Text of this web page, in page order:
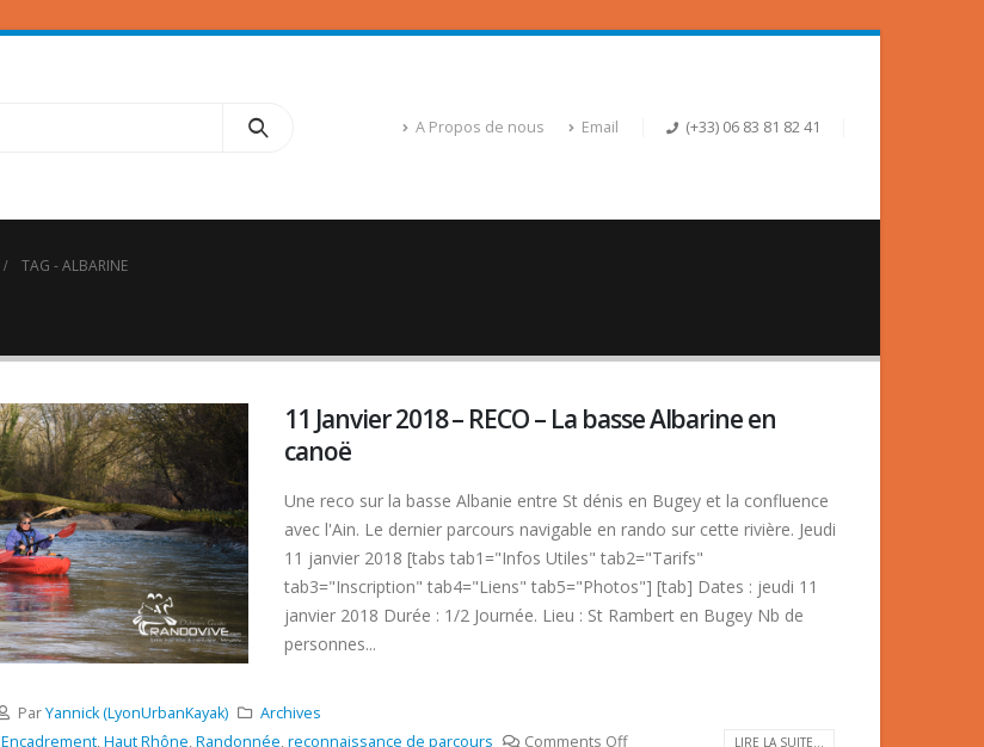
A Propos de nous Email (+33) 06 83 81 82 41
TAG -ALBARINE
11 Janvier 2018 – RECO – La basse Albarine en
canoë
Une reco sur la basse Albanie entre St dénis en Bugey et la confluence
avec l'Ain. Le dernier parcours navigable en rando sur cette rivière. Jeudi
11 janvier 2018 [tabs tab1="Infos Utiles" tab2="Tarifs"
tab3="Inscription" tab4="Liens" tab5="Photos"] [tab] Dates : jeudi 11
janvier 2018 Durée : 1/2 Journée. Lieu : St Rambert en Bugey Nb de
personnes...
ParYannick (LyonUrbanKayak)
Archives
Encadrement,Haut Rhône,Randonnée,reconnaissance de parcours Comments Off LIRE LA SUITE...